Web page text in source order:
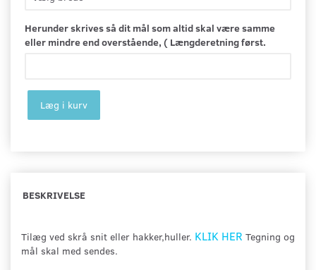
Herunder skrives så dit mål som altid skal være samme
eller mindre end overstående, ( Længderetning først.
Læg i kurv
BESKRIVELSE
Tilæg ved skrå snit eller hakker,huller. KLIK HER Tegning og
mål skal med sendes.